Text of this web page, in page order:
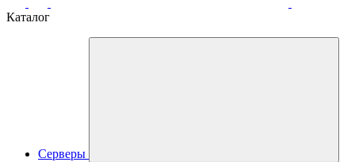
Каталог
Серверы